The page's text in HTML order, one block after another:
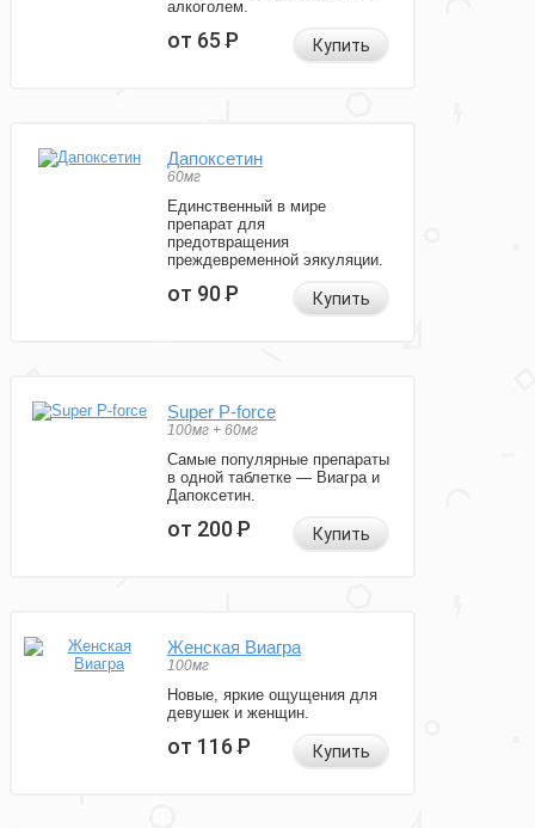
алкоголем.
от 65Р Купить
Дапоксетин
60мг
Единственный в мире
препарат для
предотвращения
преждевременной эякуляции.
от 90Р Купить
Super P-force
100мг + 60мг
Самые популярные препараты
в одной таблетке — Виагра и
Дапоксетин.
от 200Р Купить
Женская Виагра
100мг
Новые, яркие ощущения для
девушек и женщин.
от 116Р Купить